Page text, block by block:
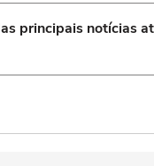
principais notícias